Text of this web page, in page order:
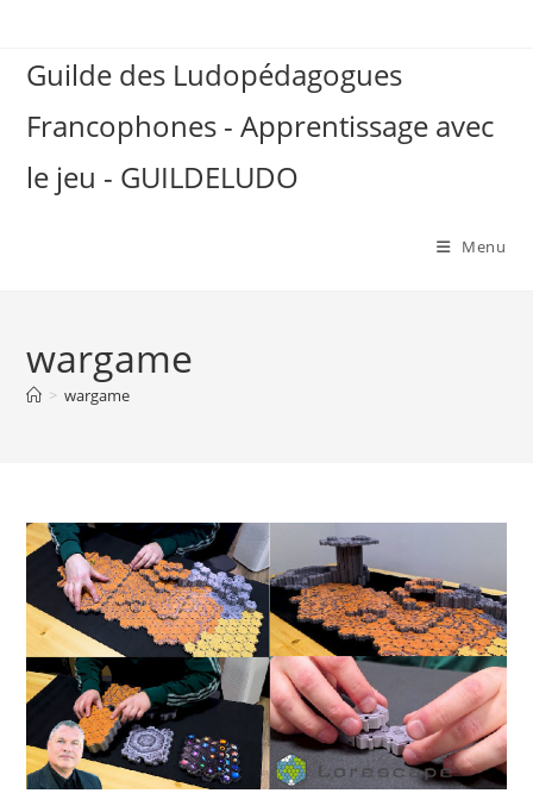
contentGuilde des Ludopédagogues
Francophones - Apprentissage avec
le jeu - GUILDELUDO
Menu
wargame
> wargame